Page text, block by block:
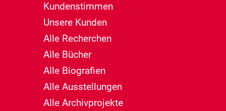
Kundenstimmen
Unsere Kunden
Alle Recherchen
Alle Bücher
Alle Biografien
Alle Ausstellungen
Alle Archivprojekte